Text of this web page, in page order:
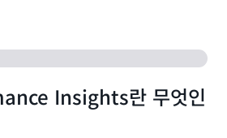
Insights란 무엇인